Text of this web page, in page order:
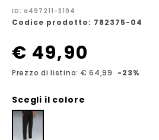
ID: a497211-3194
Codice prodotto: 782375-04
€ 49,90
Prezzo di listino: € 64,99 -23%
Scegli il colore